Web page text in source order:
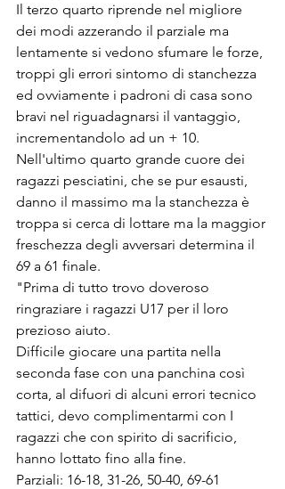
Il terzo quarto riprende nel migliore
dei modi azzerando il parziale ma
lentamente si vedono sfumare le forze,
troppi gli errori sintomo di stanchezza
ed ovviamente i padroni di casa sono
bravi nel riguadagnarsi il vantaggio,
incrementandolo ad un + 10.
Nell'ultimo quarto grande cuore dei
ragazzi pesciatini, che se pur esausti,
danno il massimo ma la stanchezza è
troppa si cerca di lottare ma la maggior
freschezza degli avversari determina il
69 a 61 finale.
"Prima di tutto trovo doveroso
ringraziare i ragazzi U17 per il loro
prezioso aiuto.
Difficile giocare una partita nella
seconda fase con una panchina così
corta, al difuori di alcuni errori tecnico
tattici, devo complimentarmi con I
ragazzi che con spirito di sacrificio,
hanno lottato fino alla fine.
Parziali: 16-18, 31-26, 50-40, 69-61